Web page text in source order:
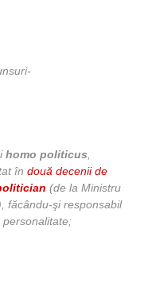
-
homo politicus
în două decenii de
(de la Ministru
făcându-şi responsabil